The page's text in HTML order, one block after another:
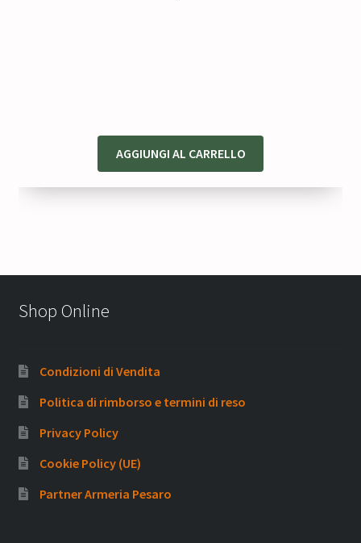
AGGIUNGI AL CARRELLO
Shop Online
Condizioni di Vendita
Politica di rimborso e termini di reso
Privacy Policy
Cookie Policy (UE)
Partner Armeria Pesaro